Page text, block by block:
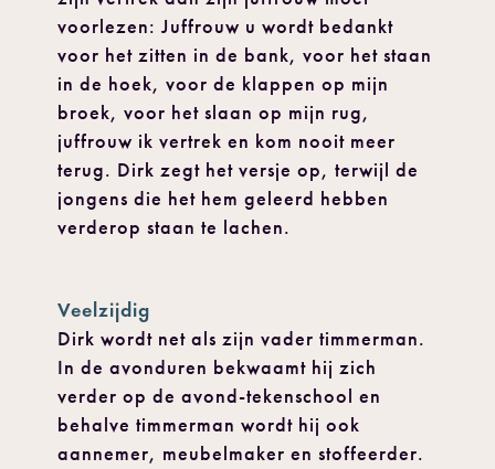
voorlezen: Juffrouw u wordt bedankt
voor het zitten in de bank, voor het staan
in de hoek, voor de klappen op mijn
broek, voor het slaan op mijn rug,
juffrouw ik vertrek en kom nooit meer
terug. Dirk zegt het versje op, terwijl de
jongens die het hem geleerd hebben
verderop staan te lachen.
Veelzijdig
Dirk wordt net als zijn vader timmerman.
In de avonduren bekwaamt hij zich
verder op de avond-tekenschool en
behalve timmerman wordt hij ook
aannemer, meubelmaker en stoffeerder.